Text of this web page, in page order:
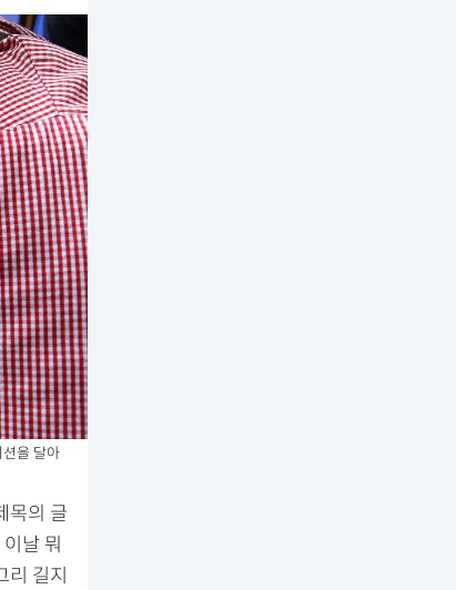
을 달아
목의 글
날 뭐
길지